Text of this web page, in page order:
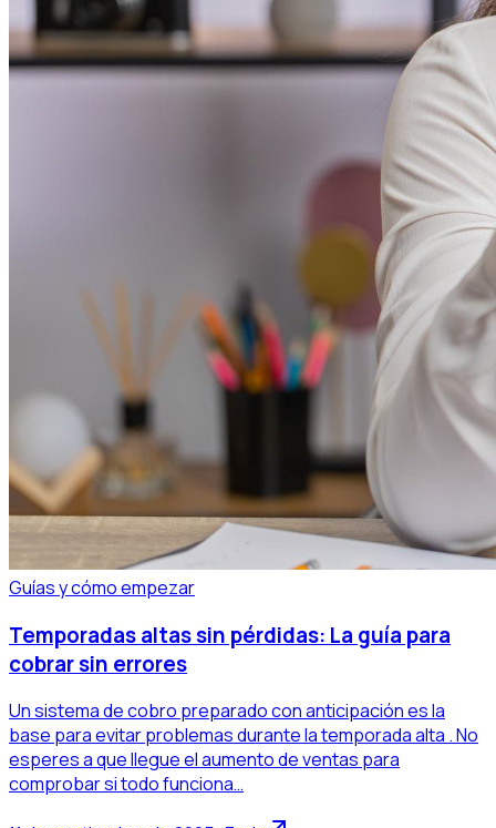
Guías y cómo empezar
Temporadas altas sin pérdidas: La guía para
cobrar sin errores
Un sistema de cobro preparado con anticipación es la
base para evitar problemas durante la temporada alta . No
esperes a que llegue el aumento de ventas para
comprobar si todo funciona…